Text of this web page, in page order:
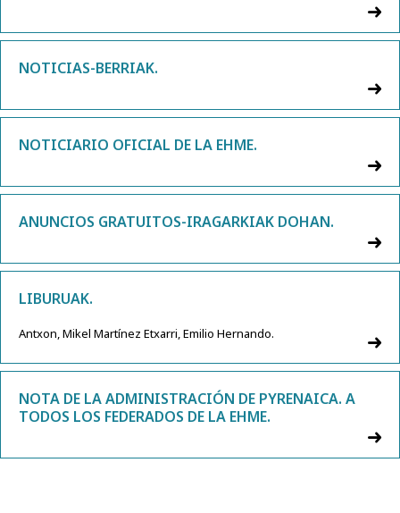
NOTICIAS-BERRIAK.
NOTICIARIO OFICIAL DE LA EHME.
ANUNCIOS GRATUITOS-IRAGARKIAK DOHAN.
LIBURUAK.
Antxon, Mikel Martínez Etxarri, Emilio Hernando.
NOTA DE LA ADMINISTRACIÓN DE PYRENAICA. A
TODOS LOS FEDERADOS DE LA EHME.